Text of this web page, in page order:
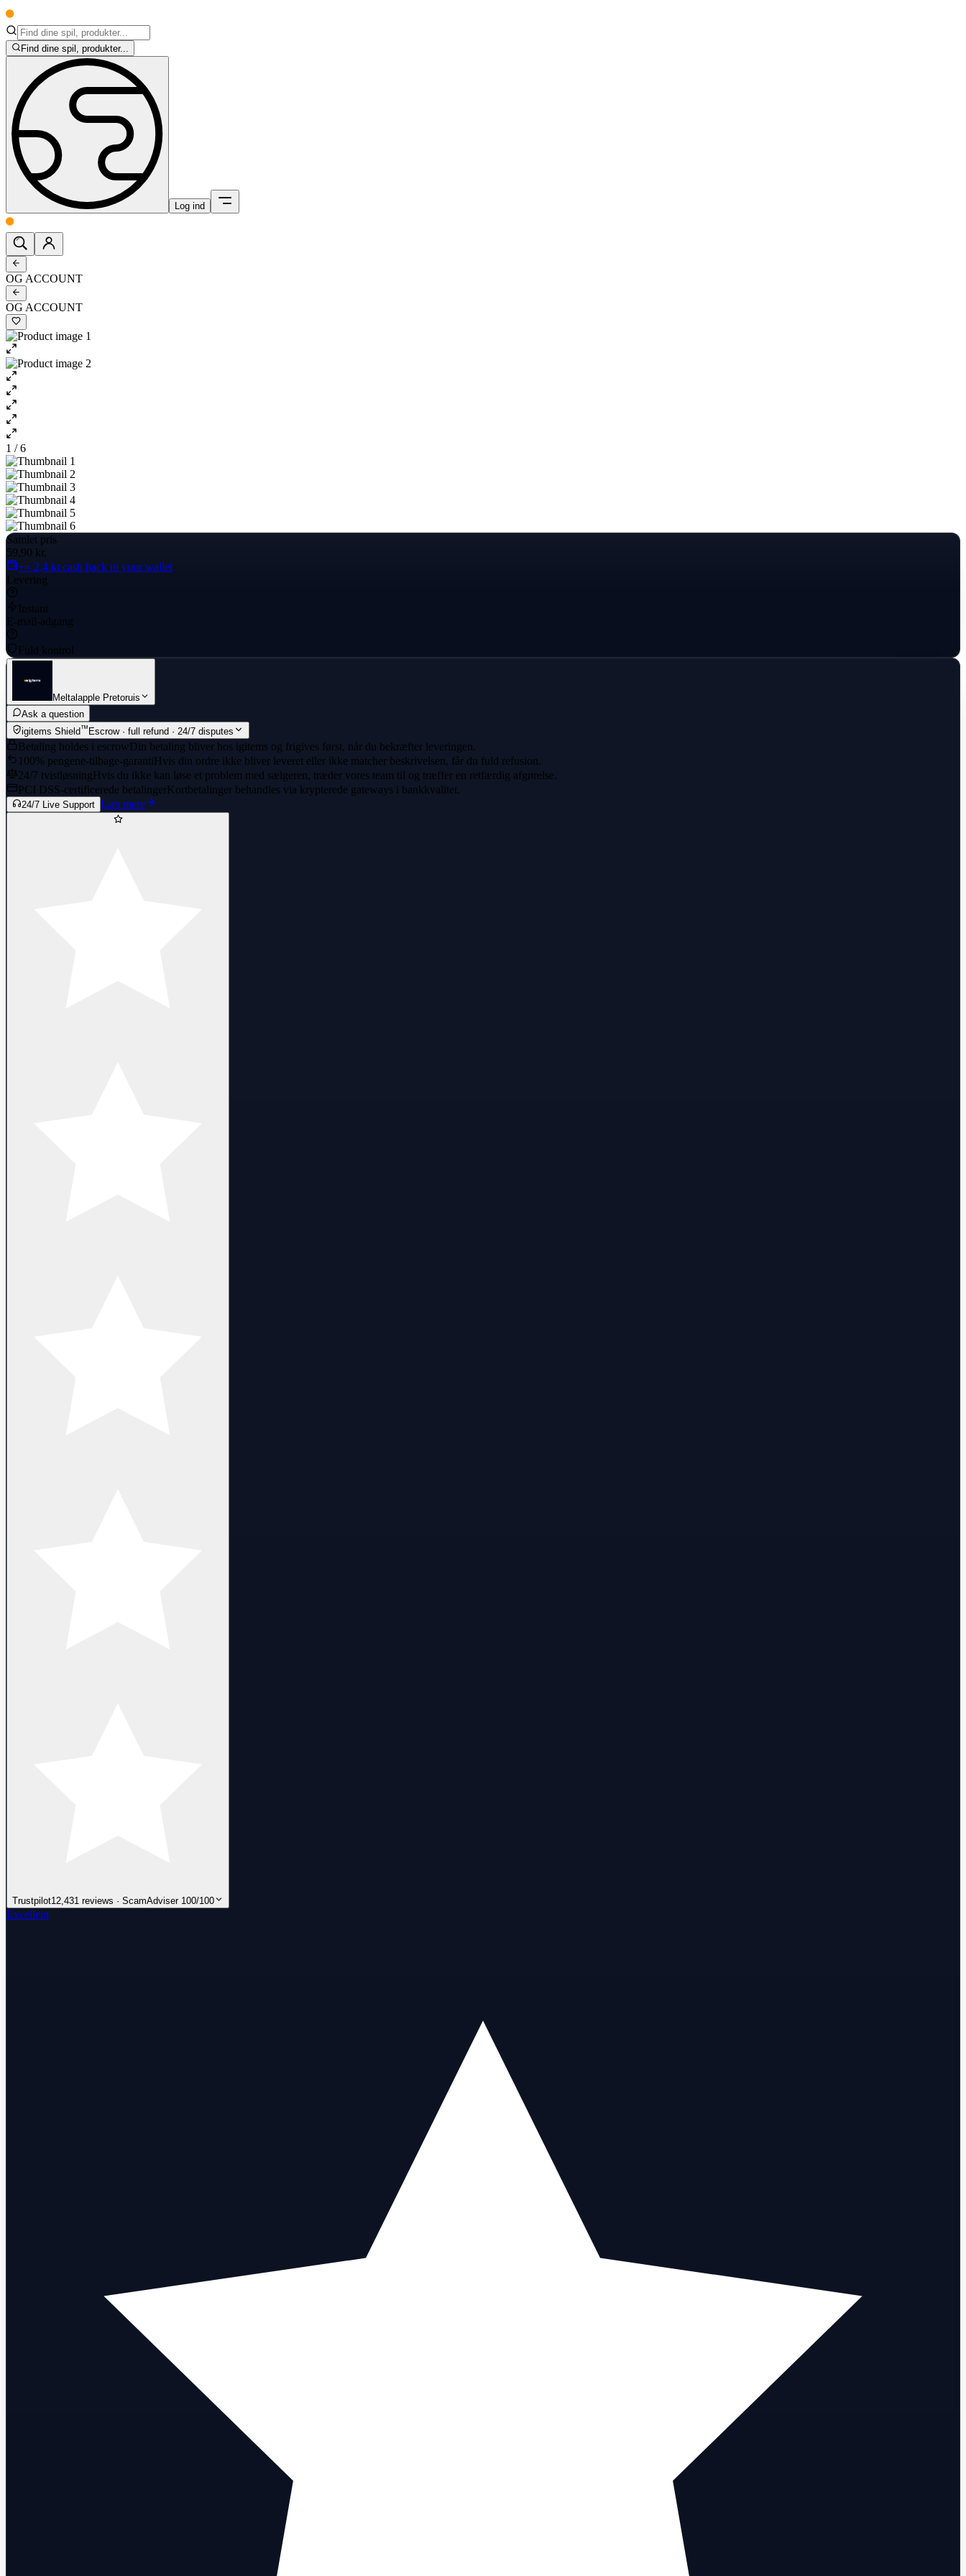
Find dine spil, produkter...
Log ind
OG ACCOUNT
OG ACCOUNT
1 / 6
Samlet pris
59,90 kr.
+≈ 2,4 kr.cash back to your wallet
Levering
Instant
E-mail-adgang
Fuld kontrol
Meltalapple Pretoruis
Ask a question
igitems Shield™Escrow · full refund · 24/7 disputes
Betaling holdes i escrowDin betaling bliver hos igitems og frigives først, når du bekræfter leveringen.
100% pengene-tilbage-garantiHvis din ordre ikke bliver leveret eller ikke matcher beskrivelsen, får du fuld refusion.
24/7 tvistløsningHvis du ikke kan løse et problem med sælgeren, træder vores team til og træffer en retfærdig afgørelse.
PCI DSS-certificerede betalingerKortbetalinger behandles via krypterede gateways i bankkvalitet.
24/7 Live Support Læs mere
Trustpilot12,431 reviews · ScamAdviser 100/100
Excellent